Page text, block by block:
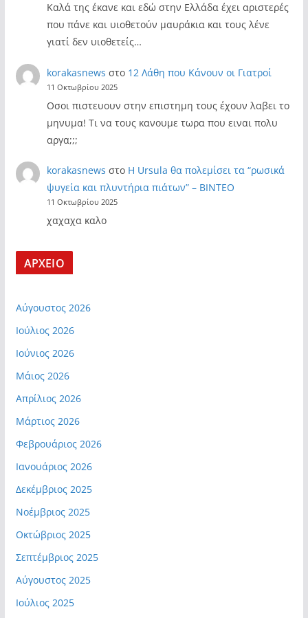
Καλά της έκανε και εδώ στην Ελλάδα έχει αριστερές
που πάνε και υιοθετούν μαυράκια και τους λένε
γιατί δεν υιοθετείς…
korakasnews στο 12 Λάθη που Κάνουν οι Γιατροί
11 Οκτωβρίου 2025
Οσοι πιστευουν στην επιστημη τους έχουν λαβει το
μηνυμα! Τι να τους κανουμε τωρα που ειναι πολυ
αργα;;;
korakasnews στο Η Ursula θα πολεμίσει τα “ρωσικά
ψυγεία και πλυντήρια πιάτων” – ΒΙΝΤΕΟ
11 Οκτωβρίου 2025
χαχαχα καλο
ΑΡΧΕΙΟ
Αύγουστος 2026
Ιούλιος 2026
Ιούνιος 2026
Μάιος 2026
Απρίλιος 2026
Μάρτιος 2026
Φεβρουάριος 2026
Ιανουάριος 2026
Δεκέμβριος 2025
Νοέμβριος 2025
Οκτώβριος 2025
Σεπτέμβριος 2025
Αύγουστος 2025
Ιούλιος 2025